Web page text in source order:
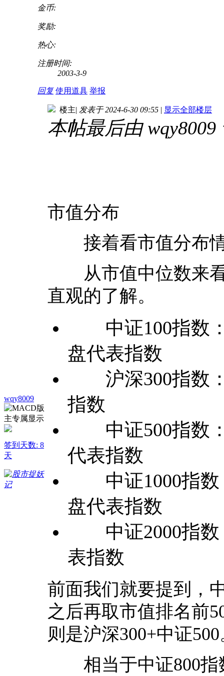
金币:
奖励:
热心:
注册时间:
2003-3-9
回复 使用道具 举报
wqy8009
签到天数: 8
天
楼主| 发表于 2024-6-30 09:55 | 显示全部楼层
本帖最后由 wqy8009
市值分布
接着看市值分布
从市值中位数来看
直观的了解。
中证100指数：
盘代表指数
沪深300指数：
指数
中证500指数：
代表指数
中证1000指数
盘代表指数
中证2000指数
表指数
前面我们就要提到，
之后再取市值排名前
则是沪深300+中证
相当于中证800指